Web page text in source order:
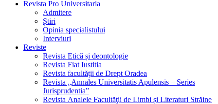
Revista Pro Universitaria
Admitere
Știri
Opinia specialistului
Interviuri
Reviste
Revista Etică și deontologie
Revista Fiat Iustitia
Revista facultății de Drept Oradea
Revista „Annales Universitatis Apulensis – Series
Jurisprudentia”
Revista Analele Facultăţii de Limbi și Literaturi Străine